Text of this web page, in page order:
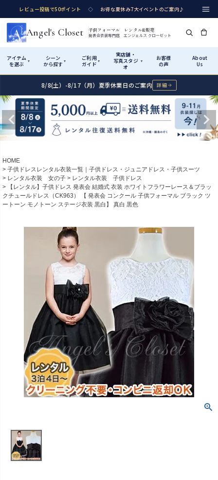
レビュー投稿で50ポイント ◇ お得な夏休み7大イベントのご案内♪
Angel's Closet 子供フォーマル レンタル&販売
発表会衣装専門店 エンジェルス クローゼット
アイテム
を選ぶ
▾
シーン
から探す ▾
ご利用
ガイド ▾
実店舗・
写真スタジ
オ
▾
お客様
の声
About
Us
Shop by Category アイテムから探す
カテゴリ詳細→ サイズで選ぶ →
Rentalレンタル
女の子ドレス 男の子スーツ
七五三着物 シューズ
小物・アクセ パニエ
アウター レディース
販売
コスチューム アウター
インナー・パニエ アクセサリー
Shop by Occasion シーンから探す
性別・サイズで絞り込む→
Recital & Concours
発表会・コンクール
舞台で輝くステージ衣装
Wedding
結婚式
フラワーガール・リングボーイ・ゲ
スト
Graduation & Entrance
卒業式・入学式
きちんと感のあるフォーマル
Shichi-Go-San
How It Works ご利用ガイド
Startはじめに
01
02 サイズの選び方
測り方と目安
Angel's Closetについて
レンタル
レンタルのご案内
予約・配送・返却・料金
レンタルの流れ
4ステップで簡単
あんしんパック
汚れ・キズ・破損の補償
Buy & Supportご購入・サポート
販売・共通のご案内
品質・返品・お手入れ
09 お問い合わせ
電話・メール・LINE
Visit Us 実店舗・写真スタジオ
実店舗 つくば店
Tsukuba Boutique
茨城県土浦市大町14-16-1F
10:00–18:00（完全予約制）
月曜日
店舗を予約する →
8/8(土）-8/17（月）夏季休業日のご案内 詳細
HOME
子供ドレスレンタル衣装一覧｜子供ドレス・ジュニアドレス・子供スーツ
レンタル衣装 女の子
レンタル衣装 子供ドレス
【レンタル】子供ドレス 発表会 結婚式 衣装 ホワイトフラワーレース＆ブラッ
クチュールドレス（CK963） 【 発表会 コンクール 子供フォーマル ブラック ツ
ートーン モノトーン ステージ衣装 黒白】 真白 黒色